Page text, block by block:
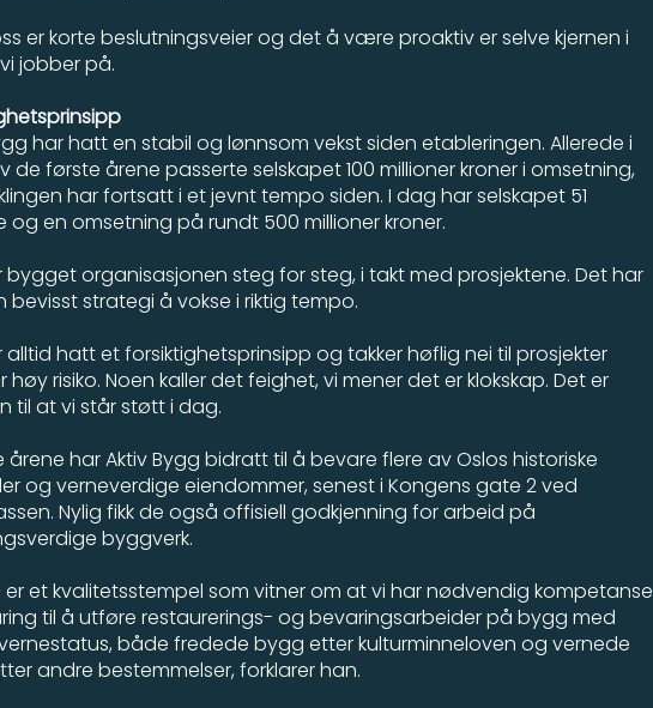
er korte beslutningsveier og det å være proaktiv er selve kjernen i
jobber på.
har hatt en stabil og lønnsom vekst siden etableringen. Allerede i
de første årene passerte selskapet 100 millioner kroner i omsetning,
har fortsatt i et jevnt tempo siden. I dag har selskapet 51
og en omsetning på rundt 500 millioner kroner.
bygget organisasjonen steg for steg, i takt med prosjektene. Det har
strategi å vokse i riktig tempo.
alltid hatt et forsiktighetsprinsipp og takker høflig nei til prosjekter
høy risiko. Noen kaller det feighet, vi mener det er klokskap. Det er
til at vi står støtt i dag.
årene har Aktiv Bygg bidratt til å bevare flere av Oslos historiske
og verneverdige eiendommer, senest i Kongens gate 2 ved
Nylig fikk de også offisiell godkjenning for arbeid på
byggverk.
er et kvalitetsstempel som vitner om at vi har nødvendig kompetanse
til å utføre restaurerings- og bevaringsarbeider på bygg med
både fredede bygg etter kulturminneloven og vernede
andre bestemmelser, forklarer han.